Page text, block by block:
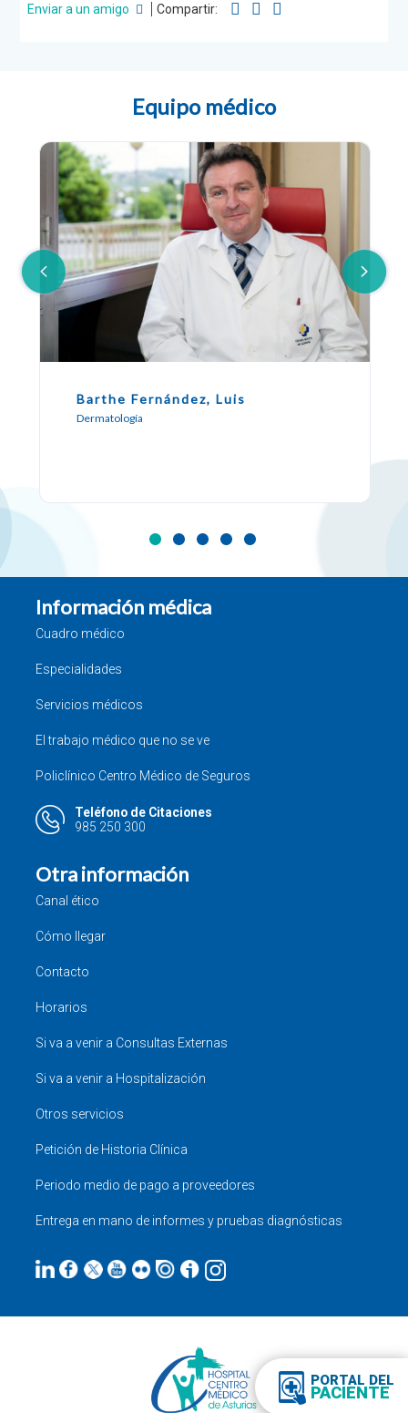
PORTAL DEL
PACIENTE
Enviar a un amigo Compartir:
Equipo médico
Barthe Fernández, Luis
Dermatología
Información médica
Cuadro médico
Especialidades
Servicios médicos
El trabajo médico que no se ve
Policlínico Centro Médico de Seguros
Teléfono de Citaciones
985 250 300
Otra información
Canal ético
Cómo llegar
Contacto
Horarios
Si va a venir a Consultas Externas
Si va a venir a Hospitalización
Otros servicios
Petición de Historia Clínica
Periodo medio de pago a proveedores
Entrega en mano de informes y pruebas diagnósticas